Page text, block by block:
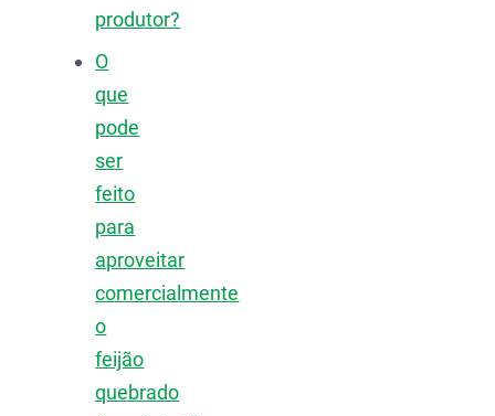
produtor?
O
que
pode
ser
feito
para
aproveitar
comercialmente
o
feijão
quebrado